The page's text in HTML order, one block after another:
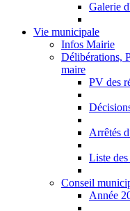
Galerie
Vie municipale
Infos Mairie
Délibérations,
maire
PV des
Arrêtés
Liste
Conseil
Année